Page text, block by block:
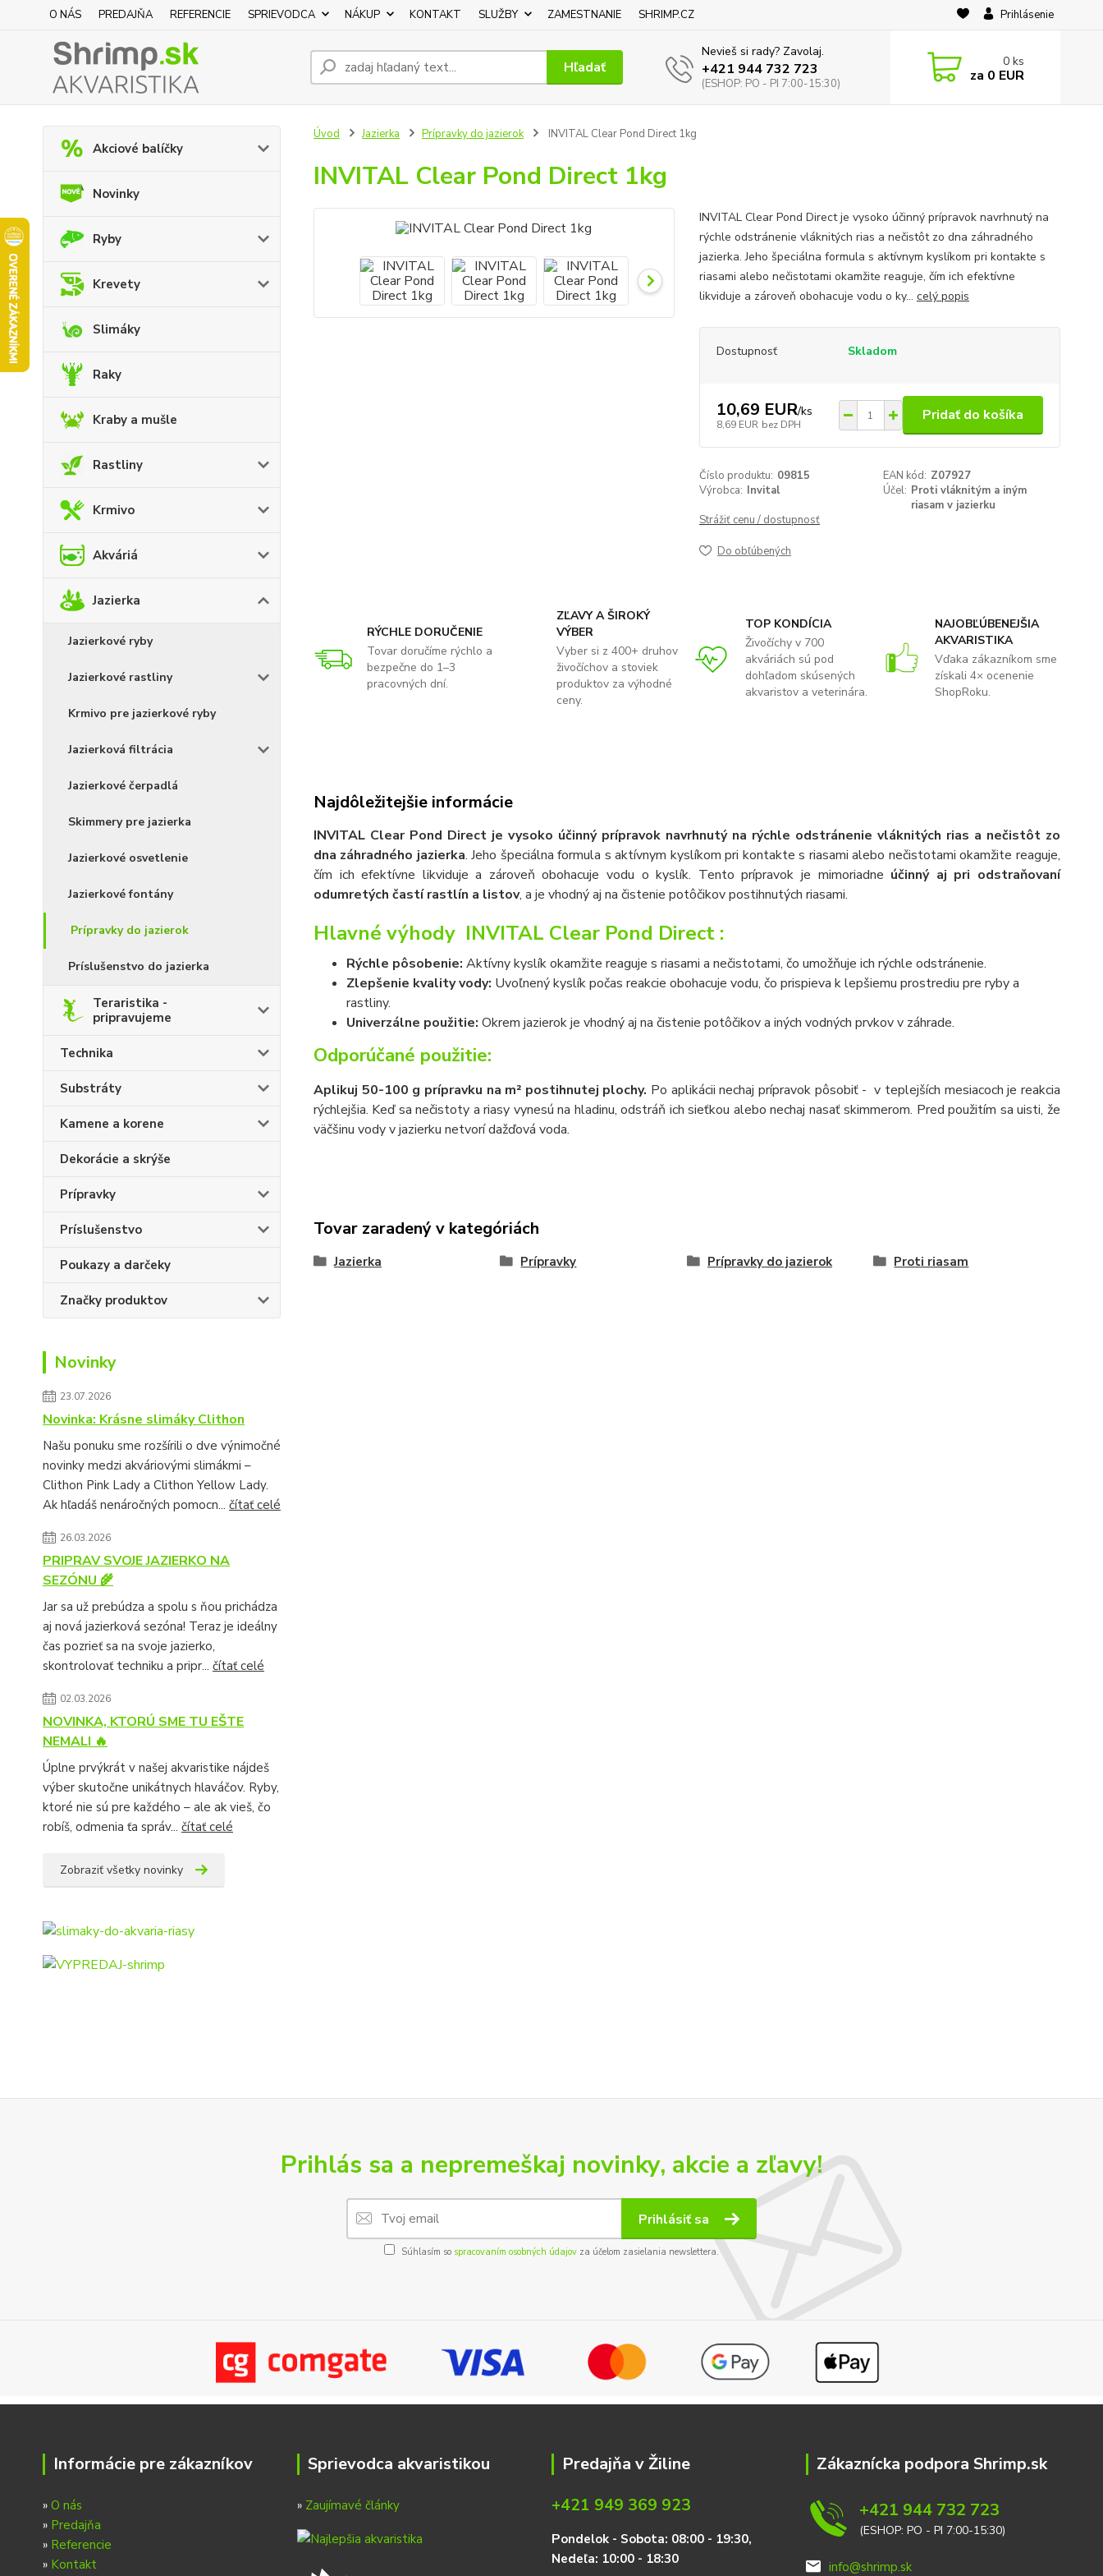
O NÁS PREDAJŇA REFERENCIE SPRIEVODCA NÁKUP KONTAKT SLUŽBY ZAMESTNANIE SHRIMP.CZ Prihlásenie
Hľadať
Nevieš si rady? Zavolaj.
+421 944 732 723
(ESHOP: PO - PI 7:00-15:30)
0 ks
za 0 EUR
Akciové balíčky
Novinky
Ryby
Krevety
Slimáky
Raky
Kraby a mušle
Rastliny
Krmivo
Akváriá
Jazierka
Jazierkové ryby
Jazierkové rastliny
Krmivo pre jazierkové ryby
Jazierková filtrácia
Jazierkové čerpadlá
Skimmery pre jazierka
Jazierkové osvetlenie
Jazierkové fontány
Prípravky do jazierok
Príslušenstvo do jazierka
Teraristika -
pripravujeme
Technika
Substráty
Kamene a korene
Dekorácie a skrýše
Prípravky
Príslušenstvo
Poukazy a darčeky
Značky produktov
Novinky
23.07.2026
Novinka: Krásne slimáky Clithon
Našu ponuku sme rozšírili o dve výnimočné
novinky medzi akváriovými slimákmi –
Clithon Pink Lady a Clithon Yellow Lady.
Ak hľadáš nenáročných pomocn... čítať celé
26.03.2026
PRIPRAV SVOJE JAZIERKO NA
SEZÓNU 🌾
Jar sa už prebúdza a spolu s ňou prichádza
aj nová jazierková sezóna! Teraz je ideálny
čas pozrieť sa na svoje jazierko,
skontrolovať techniku a pripr... čítať celé
02.03.2026
NOVINKA, KTORÚ SME TU EŠTE
NEMALI 🔥
Úplne prvýkrát v našej akvaristike nájdeš
výber skutočne unikátnych hlaváčov. Ryby,
ktoré nie sú pre každého – ale ak vieš, čo
robíš, odmenia ťa správ... čítať celé
Zobraziť všetky novinky
Úvod Jazierka Prípravky do jazierok INVITAL Clear Pond Direct 1kg
INVITAL Clear Pond Direct 1kg
INVITAL Clear Pond Direct je vysoko účinný prípravok navrhnutý na
rýchle odstránenie vláknitých rias a nečistôt zo dna záhradného
jazierka. Jeho špeciálna formula s aktívnym kyslíkom pri kontakte s
riasami alebo nečistotami okamžite reaguje, čím ich efektívne
likviduje a zároveň obohacuje vodu o ky... celý popis
Dostupnosť Skladom
10,69 EUR/ks
8,69 EUR bez DPH
Pridať do košíka
Číslo produktu: 09815 EAN kód: Z07927
Výrobca: Invital Účel: Proti vláknitým a iným
riasam v jazierku
Strážiť cenu / dostupnosť
Do obľúbených
RÝCHLE DORUČENIE
Tovar doručíme rýchlo a
bezpečne do 1–3
pracovných dní.
ZĽAVY A ŠIROKÝ
VÝBER
Vyber si z 400+ druhov
živočíchov a stoviek
produktov za výhodné
ceny.
TOP KONDÍCIA
Živočíchy v 700
akváriách sú pod
dohľadom skúsených
akvaristov a veterinára.
NAJOBĽÚBENEJŠIA
AKVARISTIKA
Vďaka zákazníkom sme
získali 4× ocenenie
ShopRoku.
Najdôležitejšie informácie
INVITAL Clear Pond Direct je vysoko účinný prípravok navrhnutý na rýchle odstránenie vláknitých rias a nečistôt zo
dna záhradného jazierka. Jeho špeciálna formula s aktívnym kyslíkom pri kontakte s riasami alebo nečistotami okamžite reaguje,
čím ich efektívne likviduje a zároveň obohacuje vodu o kyslík. Tento prípravok je mimoriadne účinný aj pri odstraňovaní
odumretých častí rastlín a listov, a je vhodný aj na čistenie potôčikov postihnutých riasami.​
Hlavné výhody INVITAL Clear Pond Direct :
Rýchle pôsobenie: Aktívny kyslík okamžite reaguje s riasami a nečistotami, čo umožňuje ich rýchle odstránenie.​
Zlepšenie kvality vody: Uvoľnený kyslík počas reakcie obohacuje vodu, čo prispieva k lepšiemu prostrediu pre ryby a
rastliny.​
Univerzálne použitie: Okrem jazierok je vhodný aj na čistenie potôčikov a iných vodných prvkov v záhrade.​
Odporúčané použitie:
Aplikuj 50-100 g prípravku na m² postihnutej plochy. Po aplikácii nechaj prípravok pôsobiť - v teplejších mesiacoch je reakcia
rýchlejšia. Keď sa nečistoty a riasy vynesú na hladinu, odstráň ich sieťkou alebo nechaj nasať skimmerom. Pred použitím sa uisti, že
väčšinu vody v jazierku netvorí dažďová voda.​
Tovar zaradený v kategóriách
Jazierka Prípravky Prípravky do jazierok Proti riasam
Prihlás sa a nepremeškaj novinky, akcie a zľavy!
Prihlásiť sa
Súhlasím so spracovaním osobných údajov za účelom zasielania newslettera.
Informácie pre zákazníkov
» O nás
» Predajňa
» Referencie
» Kontakt
Sprievodca akvaristikou
» Zaujímavé články
Predajňa v Žiline
+421 949 369 923
Pondelok - Sobota: 08:00 - 19:30,
Nedeľa: 10:00 - 18:30
Zákaznícka podpora Shrimp.sk
+421 944 732 723
(ESHOP: PO - PI 7:00-15:30)
info@shrimp.sk